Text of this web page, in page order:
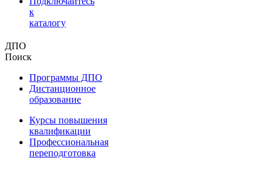
к
каталогу
ДПО
Поиск
Программы ДПО
Дистанционное
образование
Курсы повышения
квалификации
Профессиональная
переподготовка